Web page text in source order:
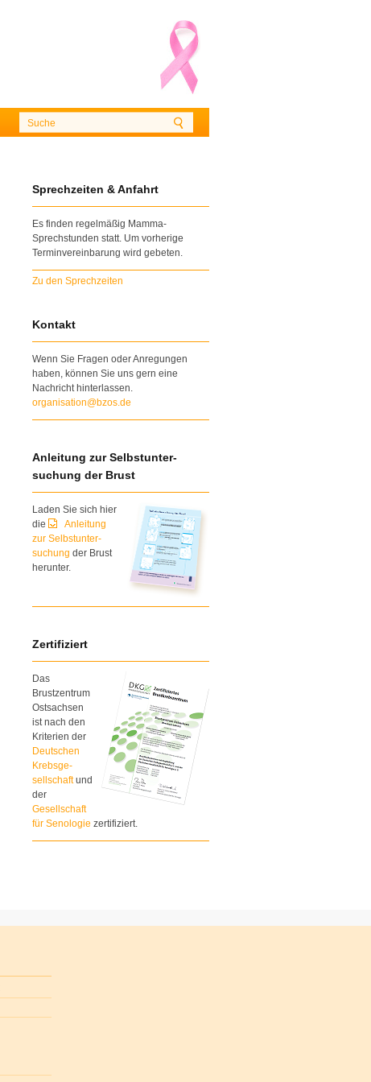
Sprechzeiten & Anfahrt
Es finden regelmäßig Mamma-
Sprechstunden statt. Um vorherige
Terminvereinbarung wird gebeten.
Zu den Sprechzeiten
Kontakt
Wenn Sie Fragen oder Anregungen
haben, können Sie uns gern eine
Nachricht hinterlassen.
organisation@bzos.de
Anleitung zur Selbstunter-
suchung der Brust
Laden Sie sich hier
die
Anleitung
zur Selbstunter-
suchung der Brust
herunter.
Zertifiziert
Das
Brustzentrum
Ostsachsen
ist nach den
Kriterien der
Deutschen
Krebsge-
sellschaftund
der
Gesellschaft
für Senologie zertifiziert.